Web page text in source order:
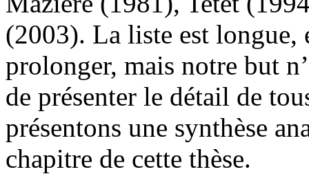
(2003). La liste est longue,
prolonger, mais notre but
de présenter le détail de
présentons une synthèse
chapitre de cette thèse.